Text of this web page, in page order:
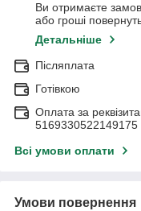
Ви отримаєте
або гроші
Детальніше
Післяплата
Готівкою
Оплата за
5169330522149175
Всі умови оплати
Умови повернення